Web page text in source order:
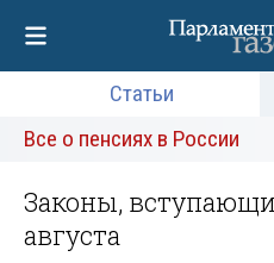
Статьи
Все о пенсиях в России
Законы,
августа